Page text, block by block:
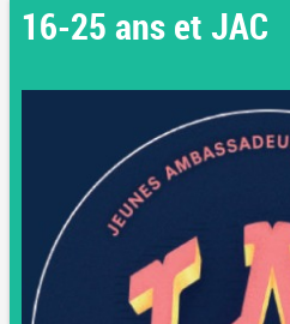
16-25 ans et JAC